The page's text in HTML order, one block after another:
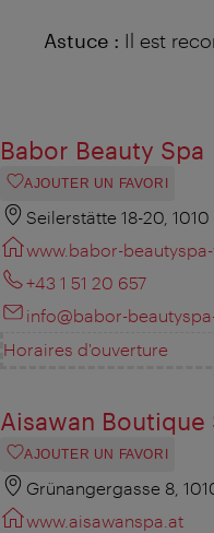
Astuce : Il est
Babor Beauty Spa
AJOUTER UN FAVORI
Seilerstätte 18-20, 1010
www.babor-
+43 1 51 20 657
info@babor-
Horaires d'ouverture
Aisawan Boutique
AJOUTER UN FAVORI
Grünangergasse 8,
www.aisawanspa.at